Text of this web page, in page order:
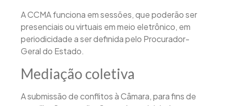
A CCMA funciona em sessões, que poderão ser
presenciais ou virtuais em meio eletrônico, em
periodicidade a ser definida pelo Procurador-
Geral do Estado.
Mediação coletiva
A submissão de conflitos à Câmara, para fins de